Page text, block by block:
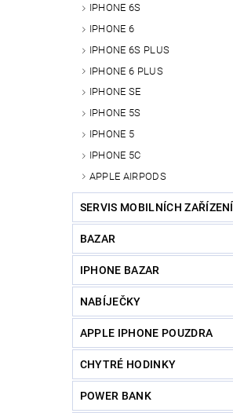
IPHONE 6S
IPHONE 6
IPHONE 6S PLUS
IPHONE 6 PLUS
IPHONE SE
IPHONE 5S
IPHONE 5
IPHONE 5C
APPLE AIRPODS
SERVIS MOBILNÍCH ZAŘÍZENÍ
BAZAR
IPHONE BAZAR
NABÍJEČKY
APPLE IPHONE POUZDRA
CHYTRÉ HODINKY
POWER BANK